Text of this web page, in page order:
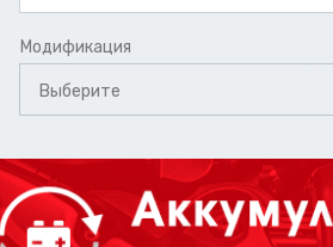
Модификация
Выберите